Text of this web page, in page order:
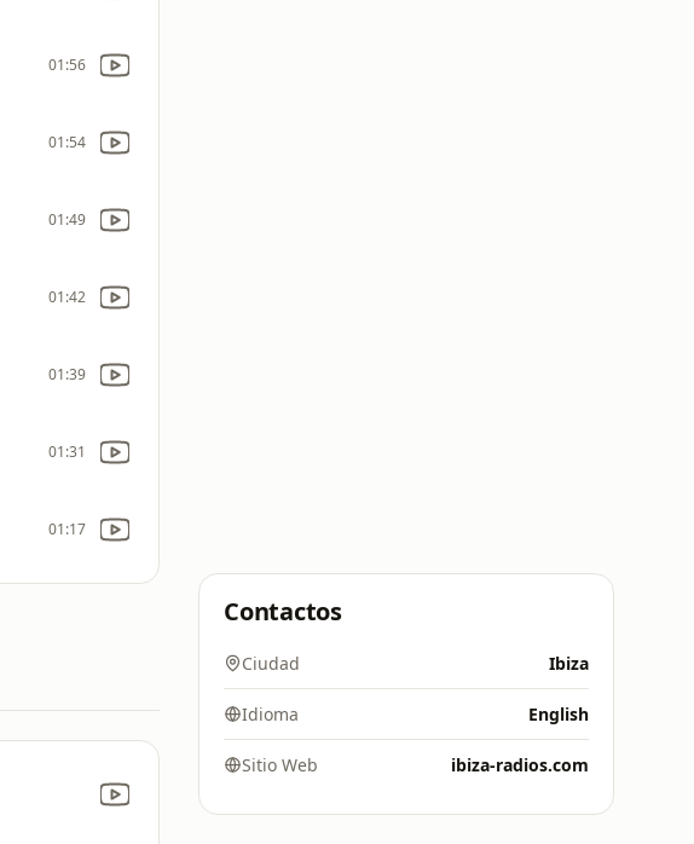
01:56
01:54
01:49
01:42
01:39
01:31
01:17
Contactos
Ciudad Ibiza
Idioma English
Sitio Web ibiza-radios.com